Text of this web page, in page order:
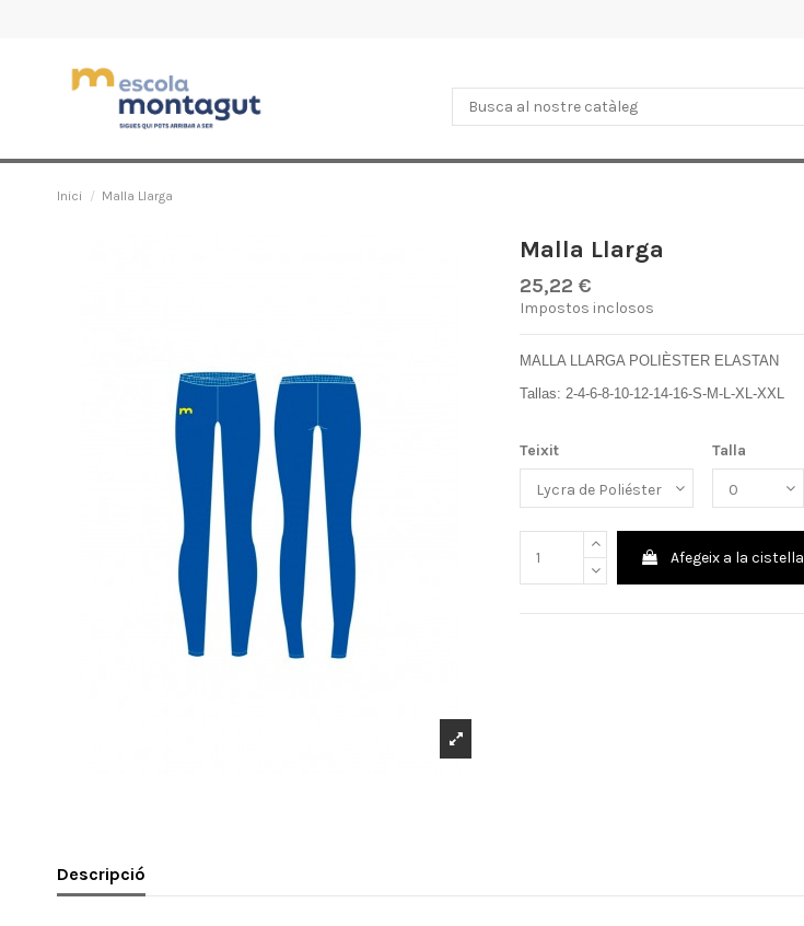
Inici Malla Llarga
Malla Llarga
25,22 €
Impostos inclosos
MALLA LLARGA POLIÈSTER ELASTAN
Tallas: 2-4-6-8-10-12-14-16-S-M-L-XL-XXL
Teixit Talla
Afegeix a la cistella
Descripció